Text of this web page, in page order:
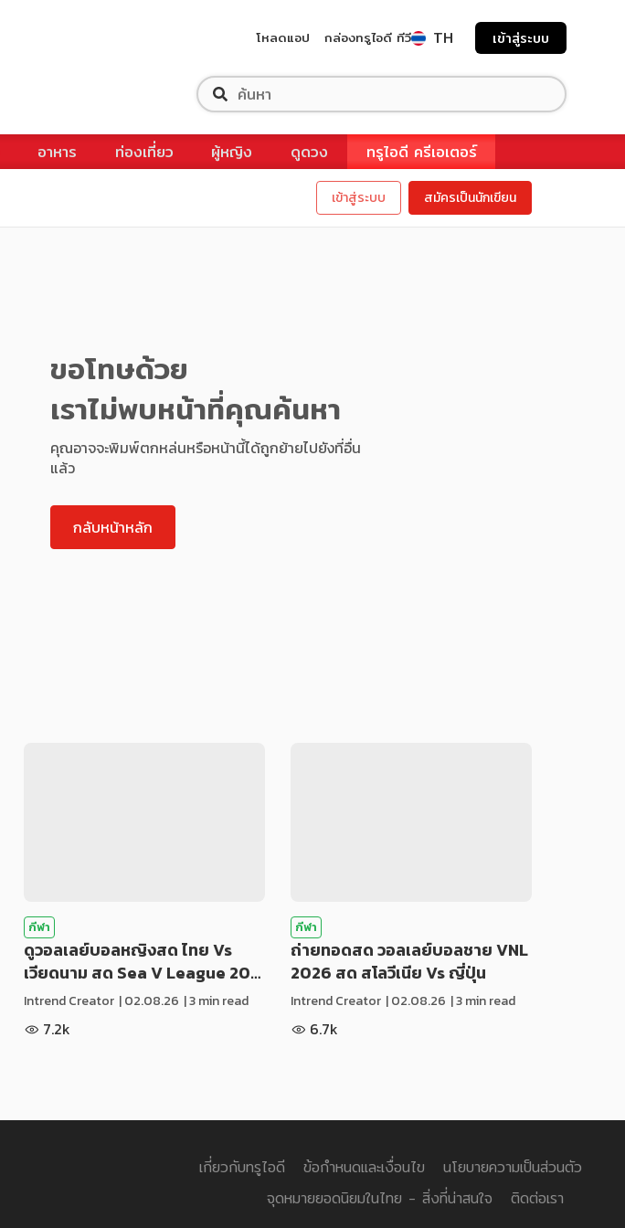
โหลดแอป กล่องทรูไอดี ทีวี TH เข้าสู่ระบบ
อาหาร ท่องเที่ยว ผู้หญิง ดูดวง ทรูไอดี ครีเอเตอร์
เข้าสู่ระบบ สมัครเป็นนักเขียน
ขอโทษด้วย
เราไม่พบหน้าที่คุณค้นหา
คุณอาจจะพิมพ์ตกหล่นหรือหน้านี้ได้ถูกย้ายไปยังที่อื่น
แล้ว
กลับหน้าหลัก
กีฬา
ดูวอลเลย์บอลหญิงสด ไทย Vs
เวียดนาม สด Sea V League 20…
Intrend Creator |02.08.26 | 3 min read
7.2k
กีฬา
ถ่ายทอดสด วอลเลย์บอลชาย VNL
2026 สด สโลวีเนีย Vs ญี่ปุ่น
Intrend Creator |02.08.26 | 3 min read
6.7k
เกี่ยวกับทรูไอดี ข้อกำหนดและเงื่อนไข
นโยบายความเป็นส่วนตัว
จุดหมายยอดนิยมในไทย - สิ่งที่น่าสนใจ
ติดต่อเรา